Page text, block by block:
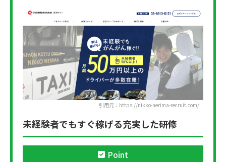
引用元：https://nikko-nerima-recruit.com/
未経験者でもすぐ稼げる充実した研修
Point